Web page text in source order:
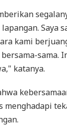
Saya
kami
sama.
katanya.
menghadapi